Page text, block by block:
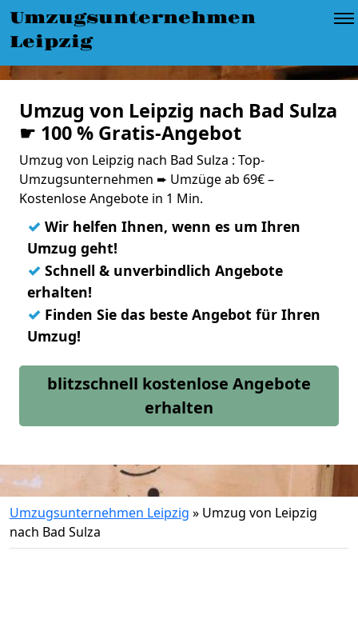
Umzugsunternehmen
Leipzig
Umzug von Leipzig nach Bad Sulza
☛ 100 % Gratis-Angebot
Umzug von Leipzig nach Bad Sulza : Top-
Umzugsunternehmen ➨ Umzüge ab 69€ –
Kostenlose Angebote in 1 Min.
✓ Wir helfen Ihnen, wenn es um Ihren
Umzug geht!
✓ Schnell & unverbindlich Angebote
erhalten!
✓ Finden Sie das beste Angebot für Ihren
Umzug!
blitzschnell kostenlose Angebote
erhalten
Umzugsunternehmen Leipzig » Umzug von Leipzig
nach Bad Sulza